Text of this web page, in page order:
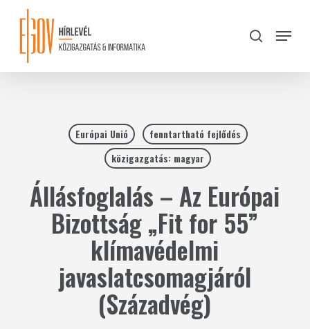
content
search
Menu
Európai Unió
fenntartható fejlődés
közigazgatás: magyar
Állásfoglalás – Az Európai
Bizottság „Fit for 55”
klímavédelmi
javaslatcsomagjáról
(Századvég)
Close